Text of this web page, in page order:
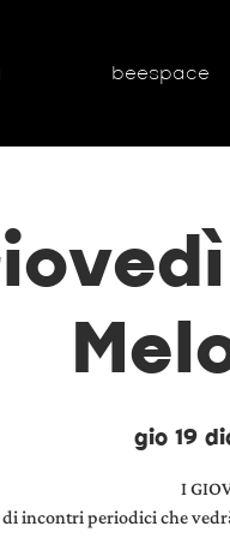
beespace
gio 19
I
incontri periodici che